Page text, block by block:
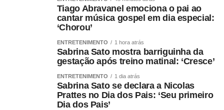
Todas as informações oficiais sobre o programa estão
disponíveis nos canais do Ministério da Fazenda.
TOP FAMOSOS
COMENTE ABAIXO:
Tiago Abravanel emociona o pai ao
cantar música gospel em dia especial:
‘Chorou’
ENTRETENIMENTO 1 hora atrás
Sabrina Sato mostra barriguinha da
gestação após treino matinal: ‘Cresce’
ENTRETENIMENTO 1 dia atrás
Sabrina Sato se declara a Nicolas
Prattes no Dia dos Pais: ‘Seu primeiro
Dia dos Pais’